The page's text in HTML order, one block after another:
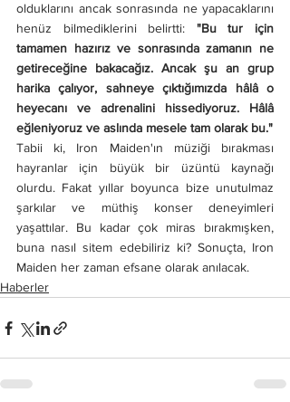
olduklarını ancak sonrasında ne yapacaklarını
henüz bilmediklerini belirtti: "Bu tur için
tamamen hazırız ve sonrasında zamanın ne
getireceğine bakacağız. Ancak şu an grup
harika çalıyor, sahneye çıktığımızda hâlâ o
heyecanı ve adrenalini hissediyoruz. Hâlâ
eğleniyoruz ve aslında mesele tam olarak bu."
Tabii ki, Iron Maiden'ın müziği bırakması
hayranlar için büyük bir üzüntü kaynağı
olurdu. Fakat yıllar boyunca bize unutulmaz
şarkılar ve müthiş konser deneyimleri
yaşattılar. Bu kadar çok miras bırakmışken,
buna nasıl sitem edebiliriz ki? Sonuçta, Iron
Maiden her zaman efsane olarak anılacak.
Haberler